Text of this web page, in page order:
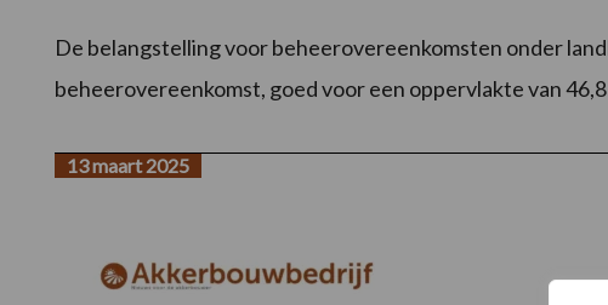
De belangstelling voor beheerovereenkomsten onder
beheerovereenkomst, goed voor een oppervlakte van
13 maart 2025